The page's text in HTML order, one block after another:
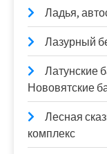
Ладья,
Лазурный
Латунские
Нововятские
Лесная
комплекс